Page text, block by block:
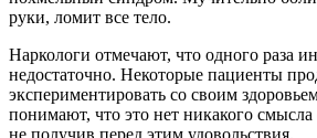
руки, ломит все тело.
Наркологи отмечают, что одного раза
недостаточно. Некоторые пациенты
экспериментировать со своим
понимают, что это нет никакого смысла
не получив перед этим удовольствия.